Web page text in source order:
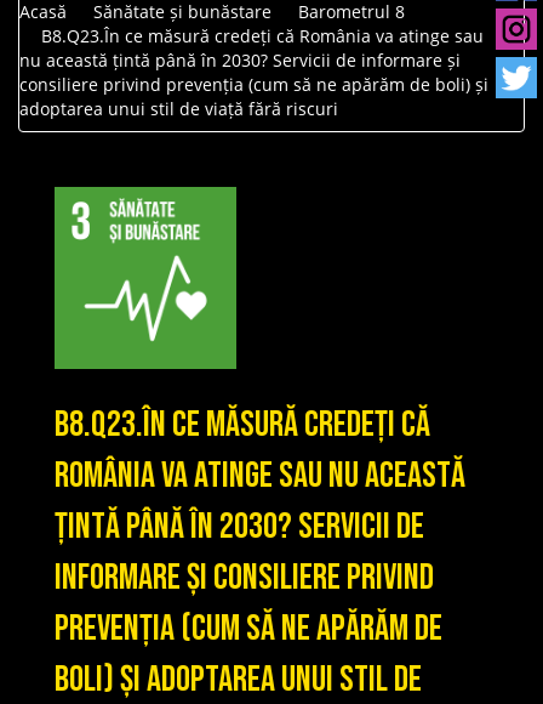
Acasă Sănătate și bunăstare
Barometrul 8
B8.Q23.În ce măsură credeți că România va atinge sau
nu această țintă până în 2030? Servicii de informare și
consiliere privind prevenția (cum să ne apărăm de boli) și
adoptarea unui stil de viață fără riscuri
B8.Q23.În ce măsură credeți că
România va atinge sau nu această
țintă până în 2030? Servicii de
informare și consiliere privind
prevenția (cum să ne apărăm de
boli) și adoptarea unui stil de